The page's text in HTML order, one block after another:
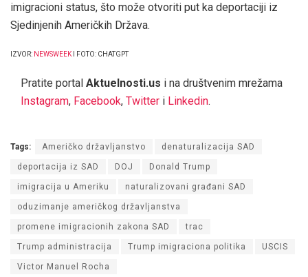
imigracioni status, što može otvoriti put ka deportaciji iz
Sjedinjenih Američkih Država.
IZVOR: NEWSWEEK I FOTO: CHATGPT
Pratite portal Aktuelnosti.us i na društvenim mrežama
Instagram, Facebook, Twitter i Linkedin.
Tags: Američko državljanstvo denaturalizacija SAD
deportacija iz SAD DOJ Donald Trump
imigracija u Ameriku naturalizovani građani SAD
oduzimanje američkog državljanstva
promene imigracionih zakona SAD trac
Trump administracija Trump imigraciona politika USCIS
Victor Manuel Rocha